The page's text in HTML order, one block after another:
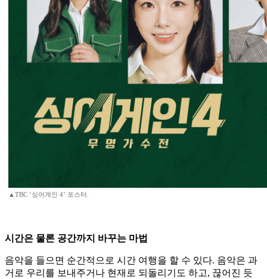
▲TBC ‘싱어게인 4’ 포스터.
시간은 물론 공간까지 바꾸는 마법
음악을 들으면 순간적으로 시간 여행을 할 수 있다. 음악은 과
거로 우리를 보내주거나 현재로 되돌리기도 하고, 끊어진 듯